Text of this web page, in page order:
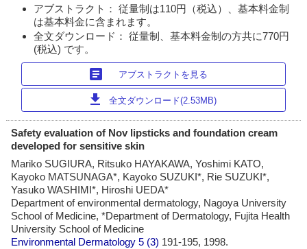
アブストラクト： 従量制は110円（税込）、基本料金制
は基本料金に含まれます。
全文ダウンロード： 従量制、基本料金制の方共に770円
(税込) です。
article アブストラクトを見る
download 全文ダウンロード(2.53MB)
Safety evaluation of Nov lipsticks and foundation cream
developed for sensitive skin
Mariko SUGIURA, Ritsuko HAYAKAWA, Yoshimi KATO,
Kayoko MATSUNAGA*, Kayoko SUZUKI*, Rie SUZUKI*,
Yasuko WASHIMI*, Hiroshi UEDA*
Department of environmental dermatology, Nagoya University
School of Medicine, *Department of Dermatology, Fujita Health
University School of Medicine
Environmental Dermatology 5 (3) 191-195, 1998.